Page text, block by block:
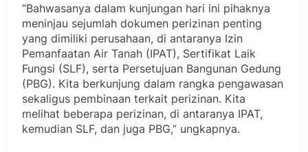
“Bahwasanya dalam kunjungan hari ini pihaknya
meninjau sejumlah dokumen perizinan penting
yang dimiliki perusahaan, di antaranya Izin
Pemanfaatan Air Tanah (IPAT), Sertifikat Laik
Fungsi (SLF), serta Persetujuan Bangunan Gedung
(PBG). Kita berkunjung dalam rangka pengawasan
sekaligus pembinaan terkait perizinan. Kita
melihat beberapa perizinan, di antaranya IPAT,
kemudian SLF, dan juga PBG,” ungkapnya.